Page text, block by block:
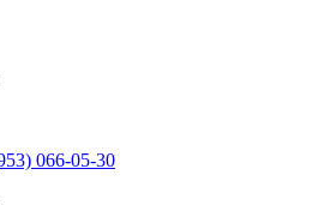
066-05-30